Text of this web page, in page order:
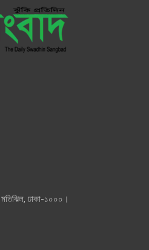
ঢাকা-১০০০।